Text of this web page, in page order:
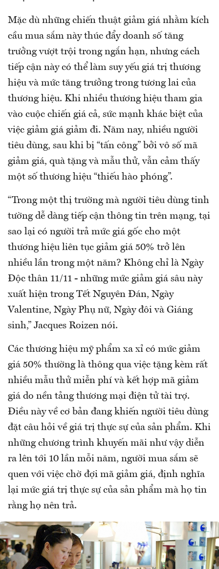
Mặc dù những chiến thuật giảm giá nhằm kích
cầu mua sắm này thúc đẩy doanh số tăng
trưởng vượt trội trong ngắn hạn, nhưng cách
tiếp cận này có thể làm suy yếu giá trị thương
hiệu và mức tăng trưởng trong tương lai của
thương hiệu. Khi nhiều thương hiệu tham gia
vào cuộc chiến giá cả, sức mạnh khác biệt của
việc giảm giá giảm đi. Năm nay, nhiều người
tiêu dùng, sau khi bị “tấn công” bởi vô số mã
giảm giá, quà tặng và mẫu thử, vẫn cảm thấy
một số thương hiệu “thiếu hào phóng”.
“Trong một thị trường mà người tiêu dùng tinh
tường dễ dàng tiếp cận thông tin trên mạng, tại
sao lại có người trả mức giá gốc cho một
thương hiệu liên tục giảm giá 50% trở lên
nhiều lần trong một năm? Không chỉ là Ngày
Độc thân 11/11 - những mức giảm giá sâu này
xuất hiện trong Tết Nguyên Đán, Ngày
Valentine, Ngày Phụ nữ, Ngày đôi và Giáng
sinh,” Jacques Roizen nói.
Các thương hiệu mỹ phẩm xa xỉ có mức giảm
giá 50% thường là thông qua việc tặng kèm rất
nhiều mẫu thử miễn phí và kết hợp mã giảm
giá do nền tảng thương mại điện tử tài trợ.
Điều này về cơ bản đang khiến người tiêu dùng
đặt câu hỏi về giá trị thực sự của sản phẩm. Khi
những chương trình khuyến mãi như vậy diễn
ra lên tới 10 lần mỗi năm, người mua sắm sẽ
quen với việc chờ đợi mã giảm giá, định nghĩa
lại mức giá trị thực sự của sản phẩm mà họ tin
rằng họ nên trả.